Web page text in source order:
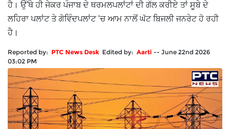
ਹੈ। ਉੱਥੇ ਹੀ ਜੇਕਰ ਪੰਜਾਬ ਦੇ ਥਰਮਲਪਲਾਂਟਾਂ ਦੀ ਗੱਲ ਕਰੀਏ ਤਾਂ ਸੂਬੇ ਦੇ
ਲਹਿਰਾ ਪਲਾਂਟ ਤੇ ਗੋਵਿੰਦਪਲਾਂਟ ’ਚ ਆਮ ਨਾਲੋਂ ਘੱਟ ਬਿਜਲੀ ਜਨਰੇਟ ਹੋ ਰਹੀ
ਹੈ।
Reported by: PTC News Desk Edited by: Aarti -- June 22nd 2026
03:02 PM